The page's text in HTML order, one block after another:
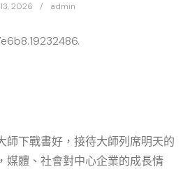
2026 admin
師下戰書好，接待大師列席明天的
媒體、社會對中心企業的成長情